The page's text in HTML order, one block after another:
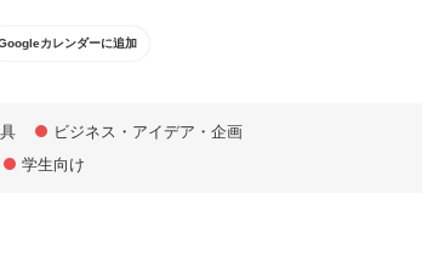
カレンダーに追加
ビジネス・アイデア・企画
学生向け